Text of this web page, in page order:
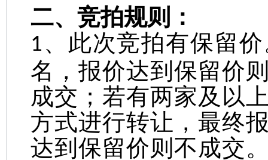
二、竞拍规则：
1 、此次竞拍有保留
名，报价达到保留价
成交；若有两家及以
方式进行转让，最终
达到保留价则不成交